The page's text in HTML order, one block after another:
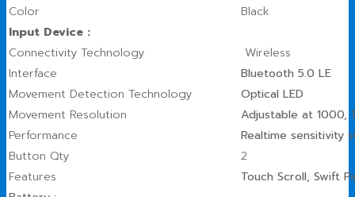
Color
Black
Input Device :
Connectivity Technology
Wireless
Interface
Bluetooth 5.0 LE
Movement Detection Technology
Optical LED
Movement Resolution
Adjustable at
Performance
Realtime
Button Qty
2
Features
Touch Scroll, Swift